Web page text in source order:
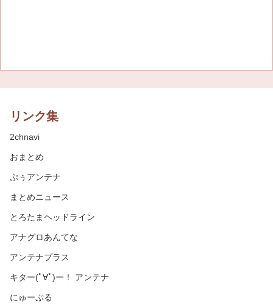
リンク集
2chnavi
おまとめ
ぷぅアンテナ
まとめニュース
とろたまヘッドライン
アナグロあんてな
アンテナプラス
キター(ﾟ∀ﾟ)ー！ アンテナ
にゅーぷる